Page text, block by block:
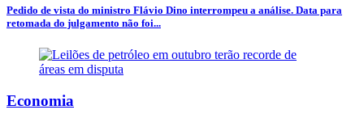
Pedido de vista do ministro Flávio Dino interrompeu a análise. Data para
retomada do julgamento não foi...
Economia